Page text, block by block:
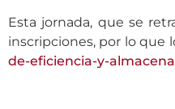
Esta jornada, que se
inscripciones, por lo que
de-eficiencia-y-